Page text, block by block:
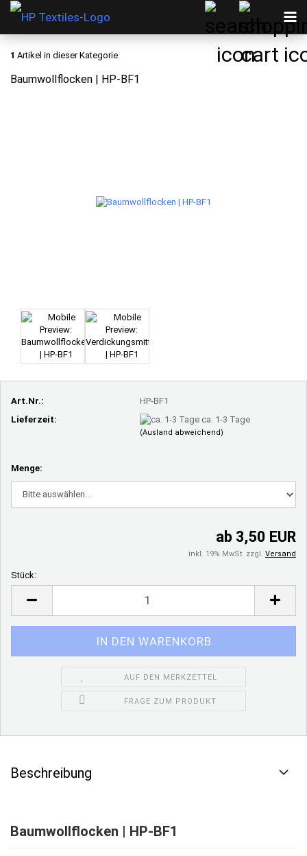
1 Artikel in dieser Kategorie
Baumwollflocken | HP-BF1
Art.Nr.:
HP-BF1
Lieferzeit:
ca. 1-3 Tage
(Ausland abweichend)
Menge:
ab 3,50 EUR
inkl. 19% MwSt. zzgl. Versand
Stück:
AUF DEN MERKZETTEL
FRAGE ZUM PRODUKT
Beschreibung
Baumwollflocken | HP-BF1